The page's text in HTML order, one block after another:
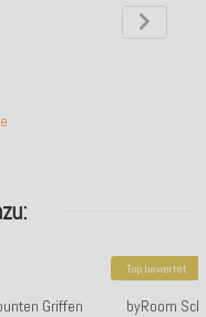
Griffen
Top bewertet
byRoom